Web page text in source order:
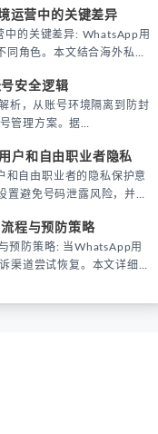
运营中的关键差异
中的关键差异: WhatsApp用
同角色。本文结合海外私域
策略。
安全逻辑
析，从账号环境隔离到防封
管理方案。据
户和自由职业者隐私
和自由职业者的隐私保护意
置避免号码泄露风险，并提
程与预防策略
预防策略: 当WhatsApp用
渠道尝试恢复。本文详细解